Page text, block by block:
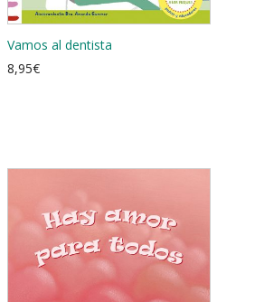
Vamos al dentista
8,95€